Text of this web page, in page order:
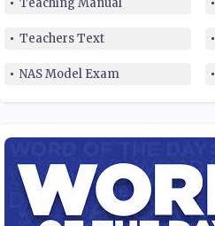
Teachers Text
NAS Model Exam